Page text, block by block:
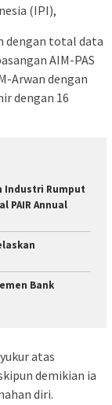
(IPI),
dengan total data
AIM-PAS
Arwan dengan
dengan 16
Industri Rumput
PAIR Annual
Bank
atas
demikian ia
diri.